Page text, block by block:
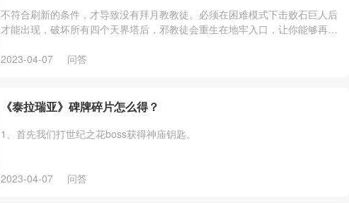
不符合刷新的条件，才导致没有拜月教教徒。必须在困难模式下击败石巨人后
才能出现，破坏所有四个天界塔后，邪教徒会重生在地牢入口，让你能够再次
2023-04-07
问答
《泰拉瑞亚》碑牌碎片怎么得？
1、首先我们打世纪之花boss获得神庙钥匙。
2023-04-07 问答